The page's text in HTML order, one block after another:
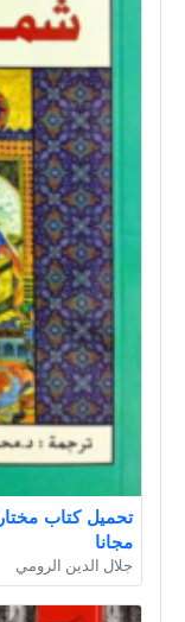
مجانا
جلال الدين الرومي